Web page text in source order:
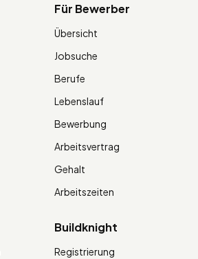
Für Bewerber
Übersicht
Jobsuche
Berufe
Lebenslauf
Bewerbung
Arbeitsvertrag
Gehalt
Arbeitszeiten
Buildknight
Registrierung